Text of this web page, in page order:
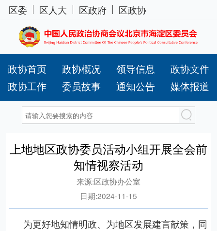
区委 区人大 区政府 区政协
政协首页 政协概况 领导信息
政协文件
政协工作
委员故事 通知公告 媒体报道
上地地区政协委员活动小组开展全会前
知情视察活动
来源:区政协办公室
日期:2024-11-15
为更好地知情明政、为地区发展建言献策，同